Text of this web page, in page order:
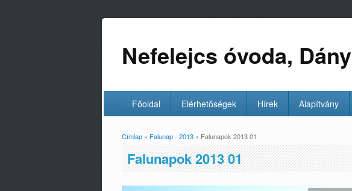
Nefelejcs óvoda, Dány
Főoldal Elérhetőségek Hírek Alapítvány
Jelenlegi hely
Címlap » Falunap - 2013 » Falunapok 2013 01
Falunapok 2013 01